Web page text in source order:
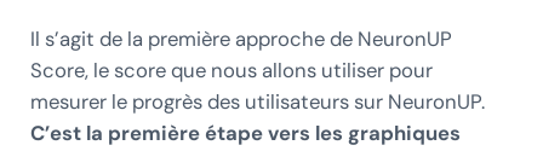
Il s’agit de la première approche de NeuronUP
Score, le score que nous allons utiliser pour
mesurer le progrès des utilisateurs sur NeuronUP.
C’est la première étape vers les graphiques